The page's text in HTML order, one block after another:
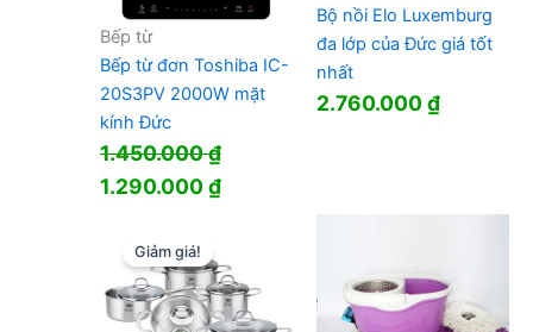
Bếp từ
Bếp từ đơn Toshiba IC-
20S3PV 2000W mặt
kính Đức
1.450.000₫
Giá
1.450.000 ₫.
1.290.000₫Giá
là:
1.290.000 ₫.
Bộ nồi Elo Luxemburg
đa lớp của Đức giá tốt
nhất
2.760.000₫
Giảm giá!